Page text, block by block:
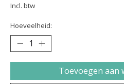
Incl. btw
Hoeveelheid:
Toevoegen aan